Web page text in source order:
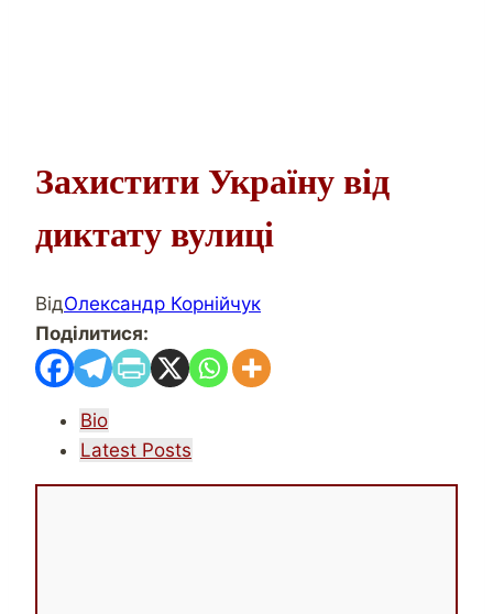
Захистити Україну від
диктату вулиці
ВідОлександр Корнійчук
Поділитися:
The
following
Bio
Latest Posts